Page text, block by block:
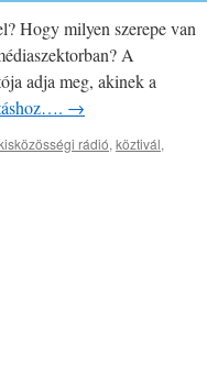
Hogy milyen szerepe van
A
adja meg, akinek a
→
rádió, köztivál,